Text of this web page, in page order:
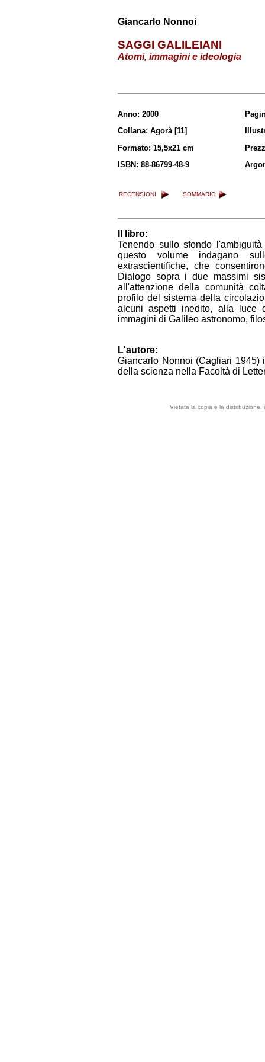
Giancarlo Nonnoi
SAGGI GALILEIANI
Atomi, immagini e ideologia
Anno: 2000
Collana: Agorà [11]
Formato: 15,5x21 cm
ISBN: 88-86799-48-9
RECENSIONI SOMMARIO
Il libro:
Tenendo sullo sfondo
questo volume indagano
extrascientifiche, che
Dialogo sopra i due massimi
all'attenzione della comunità
profilo del sistema della
alcuni aspetti inedito, alla luce
immagini di Galileo astronomo,
L'autore:
Giancarlo Nonnoi (Cagliari 1945)
della scienza nella Facoltà di
Vietata la copia e la distribuzione,